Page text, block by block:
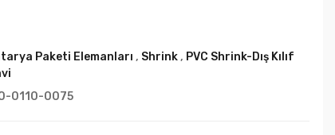
Paketi Elemanları , Shrink, PVC Shrink-Dış Kılıf
0110-0075